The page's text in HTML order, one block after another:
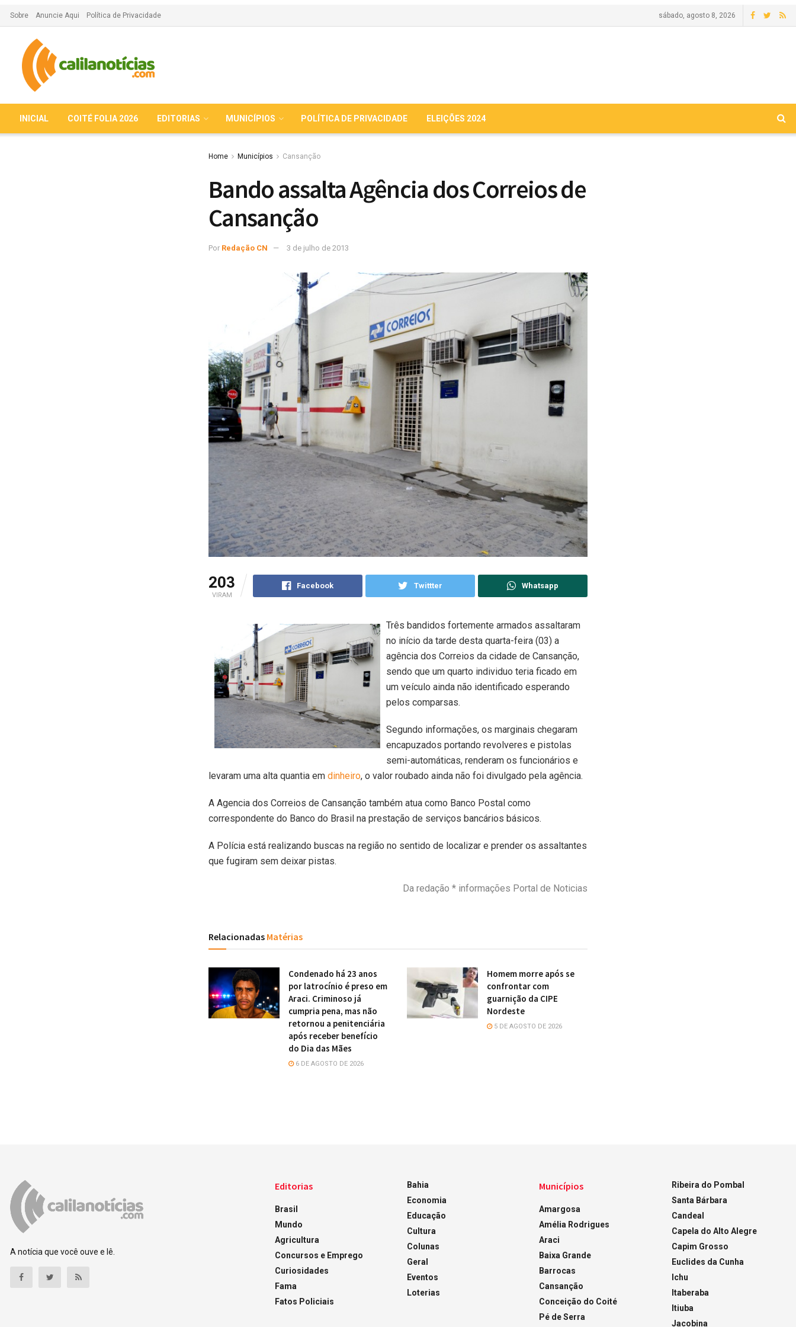
Sobre Anuncie Aqui Política de Privacidade sábado, agosto 8, 2026
INICIAL COITÉ FOLIA 2026 EDITORIAS MUNICÍPIOS POLÍTICA DE PRIVACIDADE ELEIÇÕES 2024
Home Municípios Cansanção
Bando assalta Agência dos Correios de
Cansanção
Por Redação CN 3 de julho de 2013
203
VIRAM
Facebook Twittter Whatsapp
Três bandidos fortemente armados assaltaram
no início da tarde desta quarta-feira (03) a
agência dos Correios da cidade de Cansanção,
sendo que um quarto individuo teria ficado em
um veículo ainda não identificado esperando
pelos comparsas.
Segundo informações, os marginais chegaram
encapuzados portando revolveres e pistolas
semi-automáticas, renderam os funcionários e
levaram uma alta quantia em dinheiro, o valor roubado ainda não foi divulgado pela agência.
A Agencia dos Correios de Cansanção também atua como Banco Postal como
correspondente do Banco do Brasil na prestação de serviços bancários básicos.
A Polícia está realizando buscas na região no sentido de localizar e prender os assaltantes
que fugiram sem deixar pistas.
Da redação * informações Portal de Noticias
Relacionadas Matérias
Condenado há 23 anos
por latrocínio é preso em
Araci. Criminoso já
cumpria pena, mas não
retornou a penitenciária
após receber benefício
do Dia das Mães
6 DE AGOSTO DE 2026
Homem morre após se
confrontar com
guarnição da CIPE
Nordeste
5 DE AGOSTO DE 2026
A notícia que você ouve e lê.
Editorias
Brasil
Mundo
Agricultura
Concursos e Emprego
Curiosidades
Fama
Fatos Policiais
Bahia
Economia
Educação
Cultura
Colunas
Geral
Eventos
Loterias
Municípios
Amargosa
Amélia Rodrigues
Araci
Baixa Grande
Barrocas
Cansanção
Conceição do Coité
Pé de Serra
Ribeira do Pombal
Santa Bárbara
Candeal
Capela do Alto Alegre
Capim Grosso
Euclides da Cunha
Ichu
Itaberaba
Itiuba
Jacobina